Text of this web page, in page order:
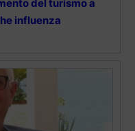
del turismo a
influenza